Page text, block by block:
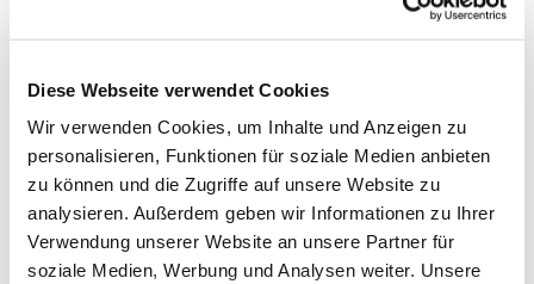
Diese Webseite verwendet Cookies
Wir verwenden Cookies, um Inhalte und Anzeigen zu
personalisieren, Funktionen für soziale Medien anbieten
zu können und die Zugriffe auf unsere Website zu
analysieren. Außerdem geben wir Informationen zu Ihrer
Verwendung unserer Website an unsere Partner für
soziale Medien, Werbung und Analysen weiter. Unsere